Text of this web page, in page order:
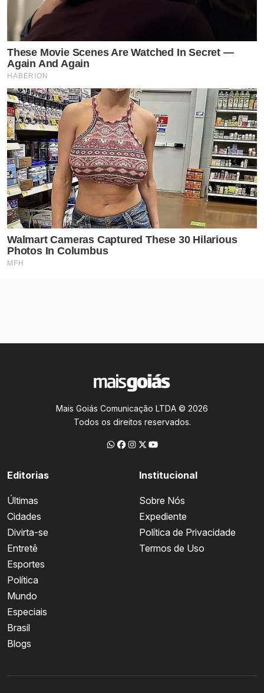
Mais Goiás Comunicação LTDA © 2026
Todos os direitos reservados.
Editorias
Últimas
Cidades
Divirta-se
Entretê
Esportes
Política
Mundo
Especiais
Brasil
Blogs
Institucional
Sobre Nós
Expediente
Política de Privacidade
Termos de Uso